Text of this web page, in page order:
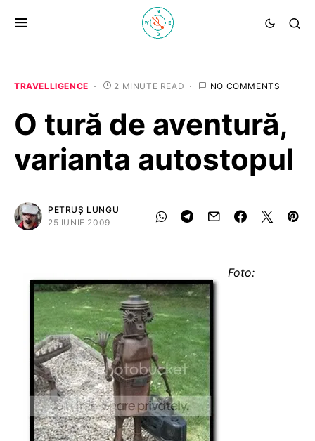
TRAVELLIGENCE 2 MINUTE READ NO COMMENTS
O tură de aventură,
varianta autostopul
PETRUȘ LUNGU
25 IUNIE 2009
Foto: